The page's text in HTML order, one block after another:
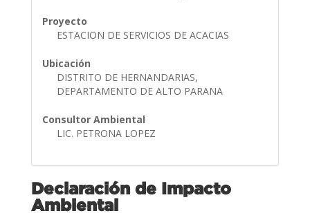
Proyecto
ESTACION DE SERVICIOS DE ACACIAS
Ubicación
DISTRITO DE HERNANDARIAS,
DEPARTAMENTO DE ALTO PARANA
Consultor Ambiental
LIC. PETRONA LOPEZ
Declaración de Impacto
Ambiental